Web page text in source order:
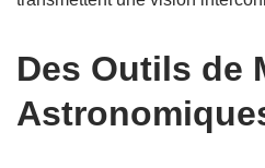
Des Outils de